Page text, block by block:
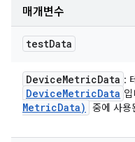
매개변수
testData
DeviceMetricData :
DeviceMetricData
MetricData) 중에 사용